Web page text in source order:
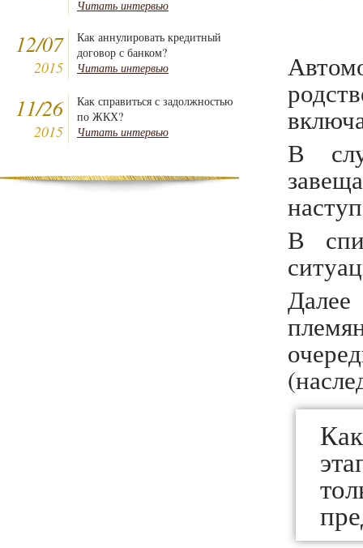
Читать интервью
12/07
2015
Как аннулировать кредитный
договор с банком?
Читать интервью
11/26
2015
Как справиться с задолжностью
по ЖКХ?
Читать интервью
В
В